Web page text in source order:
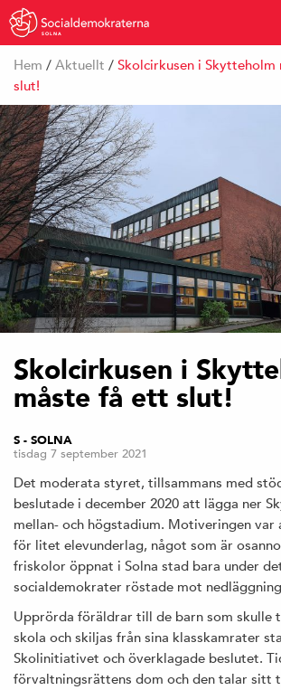
SOLNA
Hem / Aktuellt / Skolcirkusen i Skytteholm
slut!
Skolcirkusen i
måste få ett slut!
S - SOLNA
tisdag 7 september 2021
Det moderata styret, tillsammans med
beslutade i december 2020 att lägga ner
mellan- och högstadium. Motiveringen
för litet elevunderlag, något som är
friskolor öppnat i Solna stad bara under
socialdemokrater röstade mot
Upprörda föräldrar till de barn som skulle
skola och skiljas från sina klasskamrater
Skolinitiativet och överklagade beslutet.
förvaltningsrättens dom och den talar sitt